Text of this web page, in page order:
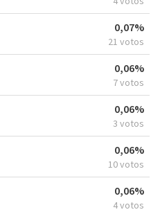
0,07%
21 votos
0,06%
7 votos
0,06%
3 votos
0,06%
10 votos
0,06%
4 votos